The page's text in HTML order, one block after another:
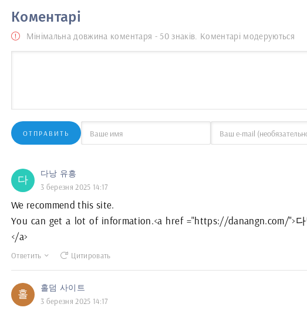
Коментарі
Мінімальна довжина коментаря - 50 знаків. Коментарі модеруються
ОТПРАВИТЬ
다 다낭 유흥
3 березня 2025 14:17
We recommend this site.
You can get a lot of information.<a href ="https://danangn.com/">
</a>
Ответить Цитировать
홀 홀덤 사이트
3 березня 2025 14:17